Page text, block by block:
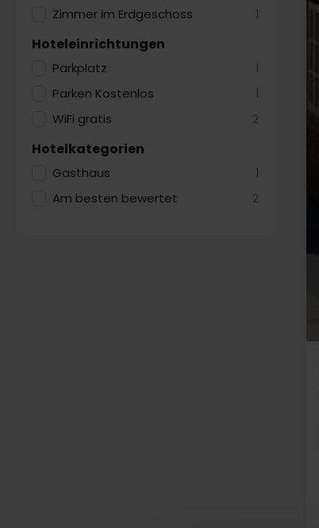
Zimmer im Erdgeschoss 1
Hoteleinrichtungen
Parkplatz 1
Parken Kostenlos 1
WiFi gratis 2
Hotelkategorien
Gasthaus 1
Am besten bewertet 2